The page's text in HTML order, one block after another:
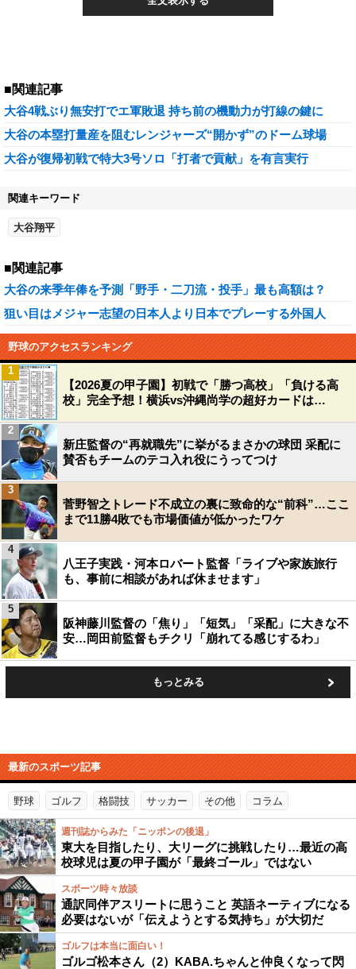
■関連記事
大谷4戦ぶり無安打でエ軍敗退 持ち前の機動力が打線の鍵に
大谷の本塁打量産を阻むレンジャーズ“開かず”のドーム球場
大谷が復帰初戦で特大3号ソロ「打者で貢献」を有言実行
関連キーワード
大谷翔平
■関連記事
大谷の来季年俸を予測「野手・二刀流・投手」最も高額は？
狙い目はメジャー志望の日本人より日本でプレーする外国人
野球のアクセスランキング
【2026夏の甲子園】初戦で「勝つ高校」「負ける高
校」完全予想！横浜vs沖縄尚学の超好カードは…
1
新庄監督の“再就職先”に挙がるまさかの球団 采配に
賛否もチームのテコ入れ役にうってつけ
2
菅野智之トレード不成立の裏に致命的な“前科”…ここ
まで11勝4敗でも市場価値が低かったワケ
3
八王子実践・河本ロバート監督「ライブや家族旅行
も、事前に相談があれば休ませます」
4
阪神藤川監督の「焦り」「短気」「采配」に大きな不
安…岡田前監督もチクリ「崩れてる感じするわ」
5
もっとみる
最新のスポーツ記事
野球 ゴルフ 格闘技 サッカー その他 コラム
週刊誌からみた「ニッポンの後退」
東大を目指したり、大リーグに挑戦したり…最近の高
校球児は夏の甲子園が「最終ゴール」ではない
スポーツ時々放談
通訳同伴アスリートに思うこと 英語ネーティブになる
必要はないが「伝えようとする気持ち」が大切だ
ゴルフは本当に面白い！
ゴルゴ松本さん（2）KABA.ちゃんと仲良くなって閃